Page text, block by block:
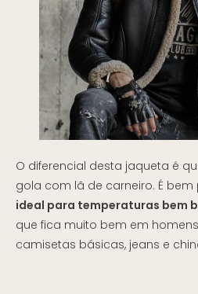
O diferencial desta jaqueta é
gola com lã de carneiro. É
ideal para temperaturas bem
que fica muito bem em
camisetas básicas, jeans e